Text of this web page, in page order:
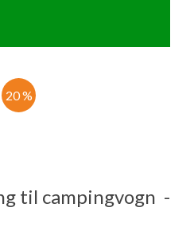
at vide
vand i campingvognen
20 %
til campingvogn -